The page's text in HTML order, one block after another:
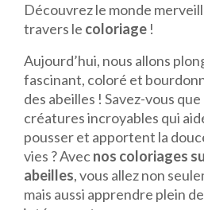
Découvrez le monde
travers le coloriage !
Aujourd’hui, nous allons
fascinant, coloré et
des abeilles ! Savez-vous
créatures incroyables qui
pousser et apportent la
vies ? Avecnos coloriages
abeilles, vous allez non
mais aussi apprendre plein